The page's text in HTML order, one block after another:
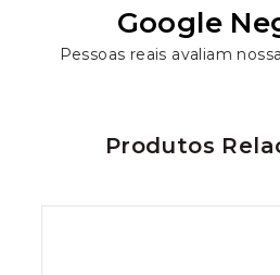
Google
Pessoas reais avaliam
Produtos